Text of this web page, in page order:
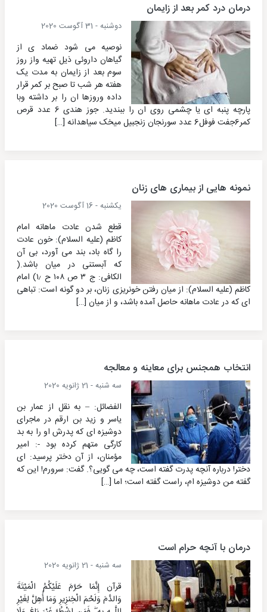
درمان درد کمر بعد از زایمان
دوشنبه - 31 آگوست 2020
نوصیه می شود ضماد ی از
گیاهان داروئی ذیل تهیه واز روز
سوم بعد از زایمان به مدت یک
هفته هر شب تا صبح بر کمر قرار
داده وروزها ان را بر داشته وبا
پارچه پنبه ای یا چشمی روی ان را ببندید. جوز هندی 6 عدد قرص
کمر6جفت فوفل6 عدد سورنجان زنجبیل میخک سیاهدانه […]
نمونه هایی از بیماری های زنان
یکشنبه - 16 آگوست 2020
قطع شدن عادت ماهانه امام
کاظم (علیه السلام): خون عادت
را گاه باد، بند می آورد، بی آن
که آبستنی در میان باشد.(
الکافی: ج ۳ ص ۱۰۸ ح ۱٫) امام
کاظم (علیه السلام): از میان رفتن خونریزی زنان، بر دو گونه است: تباهی
ای که در عادت ماهانه حاصل آمده باشد، و از میان […]
انتخاب همجنس برای معاینه و معالجه
سه شنبه - 21 ژانویه 2020
الفضائل: – به نقل از عمار بن
یاسر و زید بن ارقم در ماجرای
دوشیزه ای که پدرش او را به بد
کارگی متهم کرده بود -: امیر
مؤمنان، از آن دختر پرسید: ای
دختر! درباره آنچه پدرت گفته است، چه می گویی؟. گفت: سرورم! این که
گفته من دوشیزه ام، راست گفته است؛ اما […]
درمان با آنچه حرام است
سه شنبه - 21 ژانویه 2020
قرآن إِنَّمَا حَرَّمَ عَلَيْكُمُ الْمَيْتَةَ
وَالدَّمَ وَلَحْمَ الْخِنزِيرِ وَمَا أُهِلَّ لِغَيْرِ